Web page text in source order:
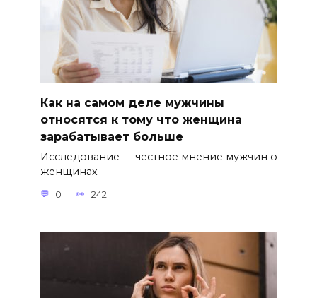
Как на самом деле мужчины
относятся к тому что женщина
зарабатывает больше
Исследование — честное мнение мужчин о
женщинах
0 242